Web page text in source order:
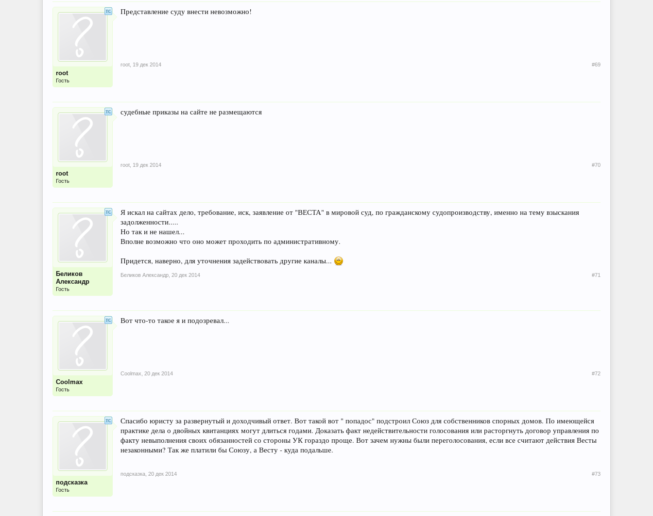
root
Гость
Представление суду внести невозможно!
root 19 дек 2014 #69
root
Гость
судебные приказы на сайте не размещаются
root 19 дек 2014 #70
Беликов
Александр
Гость
Я искал на сайтах дело, требование, иск, заявление от "ВЕСТА" в мировой суд, по гражданскому судопроизводству, именно на тему взыскания
задолженности.....
Но так и не нашел...
Вполне возможно что оно может проходить по административному.
Придется, наверно, для уточнения задействовать другие каналы...
Беликов Александр 20 дек 2014 #71
Coolmax
Гость
Вот что-то такое я и подозревал...
Coolmax 20 дек 2014 #72
подсказка
Гость
Спасибо юристу за развернутый и доходчивый ответ. Вот такой вот " попадос" подстроил Союз для собственников спорных домов. По имеющейся
практике дела о двойных квитанциях могут длиться годами. Доказать факт недействительности голосования или расторгнуть договор управления по
факту невыполнения своих обязанностей со стороны УК гораздо проще. Вот зачем нужны были переголосования, если все считают действия Весты
незаконными? Так же платили бы Союзу, а Весту - куда подальше.
подсказка 20 дек 2014 #73